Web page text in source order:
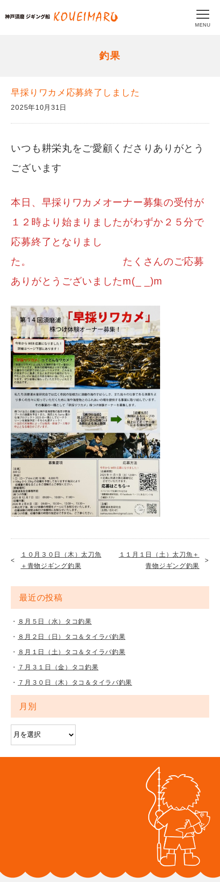
MENU
釣果
早採りワカメ応募終了しました
2025年10月31日
いつも耕栄丸をご愛顧くださりありがとう
ございます
本日、早採りワカメオーナー募集の受付が
１２時より始まりましたがわずか２５分で
応募終了となりまし
た。 たくさんのご応募
ありがとうございましたm(_ _)m
１０月３０日（木）太刀魚
＋青物ジギング釣果
１１月１日（土）太刀魚＋
青物ジギング釣果
最近の投稿
８月５日（水）タコ釣果
８月２日（日）タコ＆タイラバ釣果
８月１日（土）タコ＆タイラバ釣果
７月３１日（金）タコ釣果
７月３０日（木）タコ＆タイラバ釣果
月別